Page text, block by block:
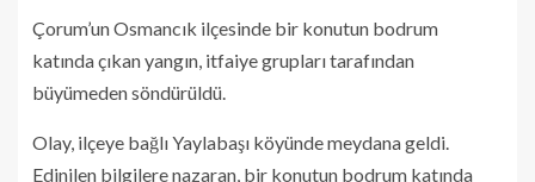
Çorum’un Osmancık ilçesinde bir konutun bodrum
katında çıkan yangın, itfaiye grupları tarafından
büyümeden söndürüldü.
Olay, ilçeye bağlı Yaylabaşı köyünde meydana geldi.
Edinilen bilgilere nazaran, bir konutun bodrum katında